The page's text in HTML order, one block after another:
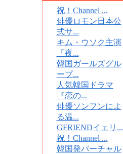
祝！Channel ...
俳優ロモン日本公
式サ...
キム・ウソク主演
「夜...
韓国ガールズグル
ープ...
人気韓国ドラマ
『恋の...
俳優ソンフンによ
る温...
GFRIENDイェリ...
祝！Channel ...
韓国発バーチャル